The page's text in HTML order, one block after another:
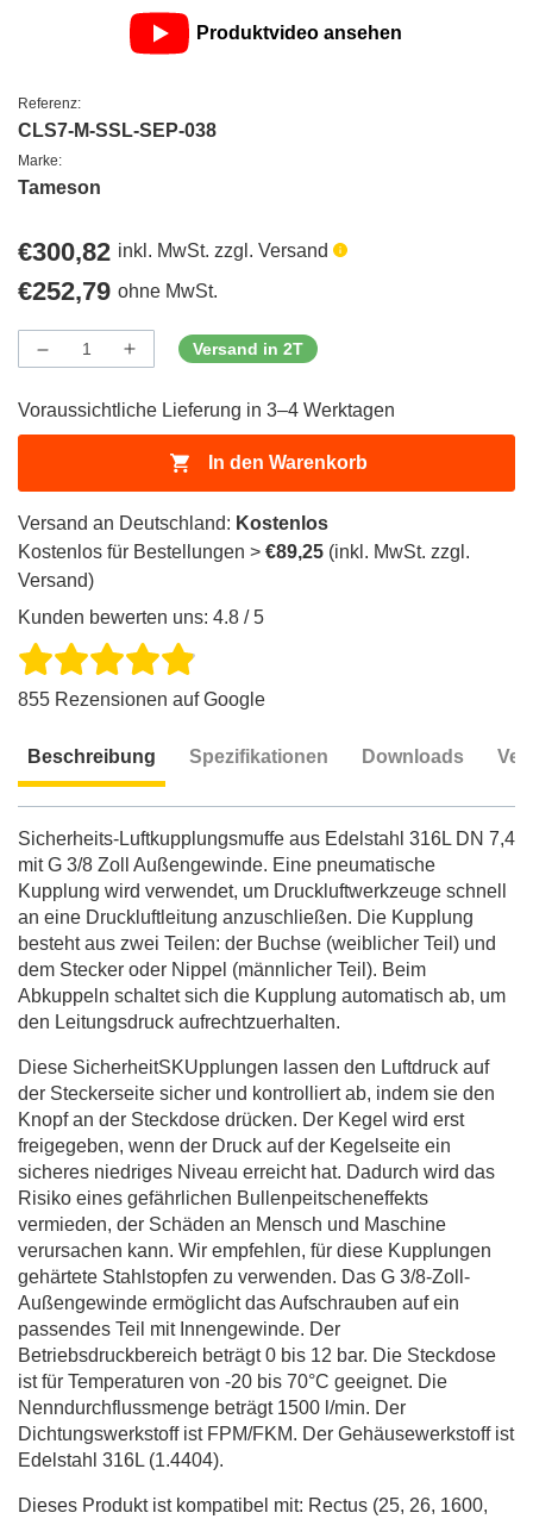
Produktvideo ansehen
Referenz:
CLS7-M-SSL-SEP-038
Marke:
Tameson
Regulärer
Preis
€300,82 inkl. MwSt. zzgl. Versand
Regulärer
Preis
€252,79 ohne MwSt.
Menge
Menge
verringern
ProductDrop
Menge
erhöhen
ProductDrop
Versand in 2T
Voraussichtliche Lieferung in 3–4 Werktagen
In den Warenkorb
Versand an Deutschland: Kostenlos
Kostenlos für Bestellungen > €89,25 (inkl. MwSt. zzgl.
Versand)
Kunden bewerten uns: 4.8 / 5
855 Rezensionen auf Google
Beschreibung Spezifikationen Downloads
Sicherheits-Luftkupplungsmuffe aus Edelstahl 316L DN 7,4
mit G 3/8 Zoll Außengewinde. Eine pneumatische
Kupplung wird verwendet, um Druckluftwerkzeuge schnell
an eine Druckluftleitung anzuschließen. Die Kupplung
besteht aus zwei Teilen: der Buchse (weiblicher Teil) und
dem Stecker oder Nippel (männlicher Teil). Beim
Abkuppeln schaltet sich die Kupplung automatisch ab, um
den Leitungsdruck aufrechtzuerhalten.
Diese SicherheitSKUpplungen lassen den Luftdruck auf
der Steckerseite sicher und kontrolliert ab, indem sie den
Knopf an der Steckdose drücken. Der Kegel wird erst
freigegeben, wenn der Druck auf der Kegelseite ein
sicheres niedriges Niveau erreicht hat. Dadurch wird das
Risiko eines gefährlichen Bullenpeitscheneffekts
vermieden, der Schäden an Mensch und Maschine
verursachen kann. Wir empfehlen, für diese Kupplungen
gehärtete Stahlstopfen zu verwenden. Das G 3/8-Zoll-
Außengewinde ermöglicht das Aufschrauben auf ein
passendes Teil mit Innengewinde. Der
Betriebsdruckbereich beträgt 0 bis 12 bar. Die Steckdose
ist für Temperaturen von -20 bis 70°C geeignet. Die
Nenndurchflussmenge beträgt 1500 l/min. Der
Dichtungswerkstoff ist FPM/FKM. Der Gehäusewerkstoff ist
Edelstahl 316L (1.4404).
Dieses Produkt ist kompatibel mit: Rectus (25, 26, 1600,